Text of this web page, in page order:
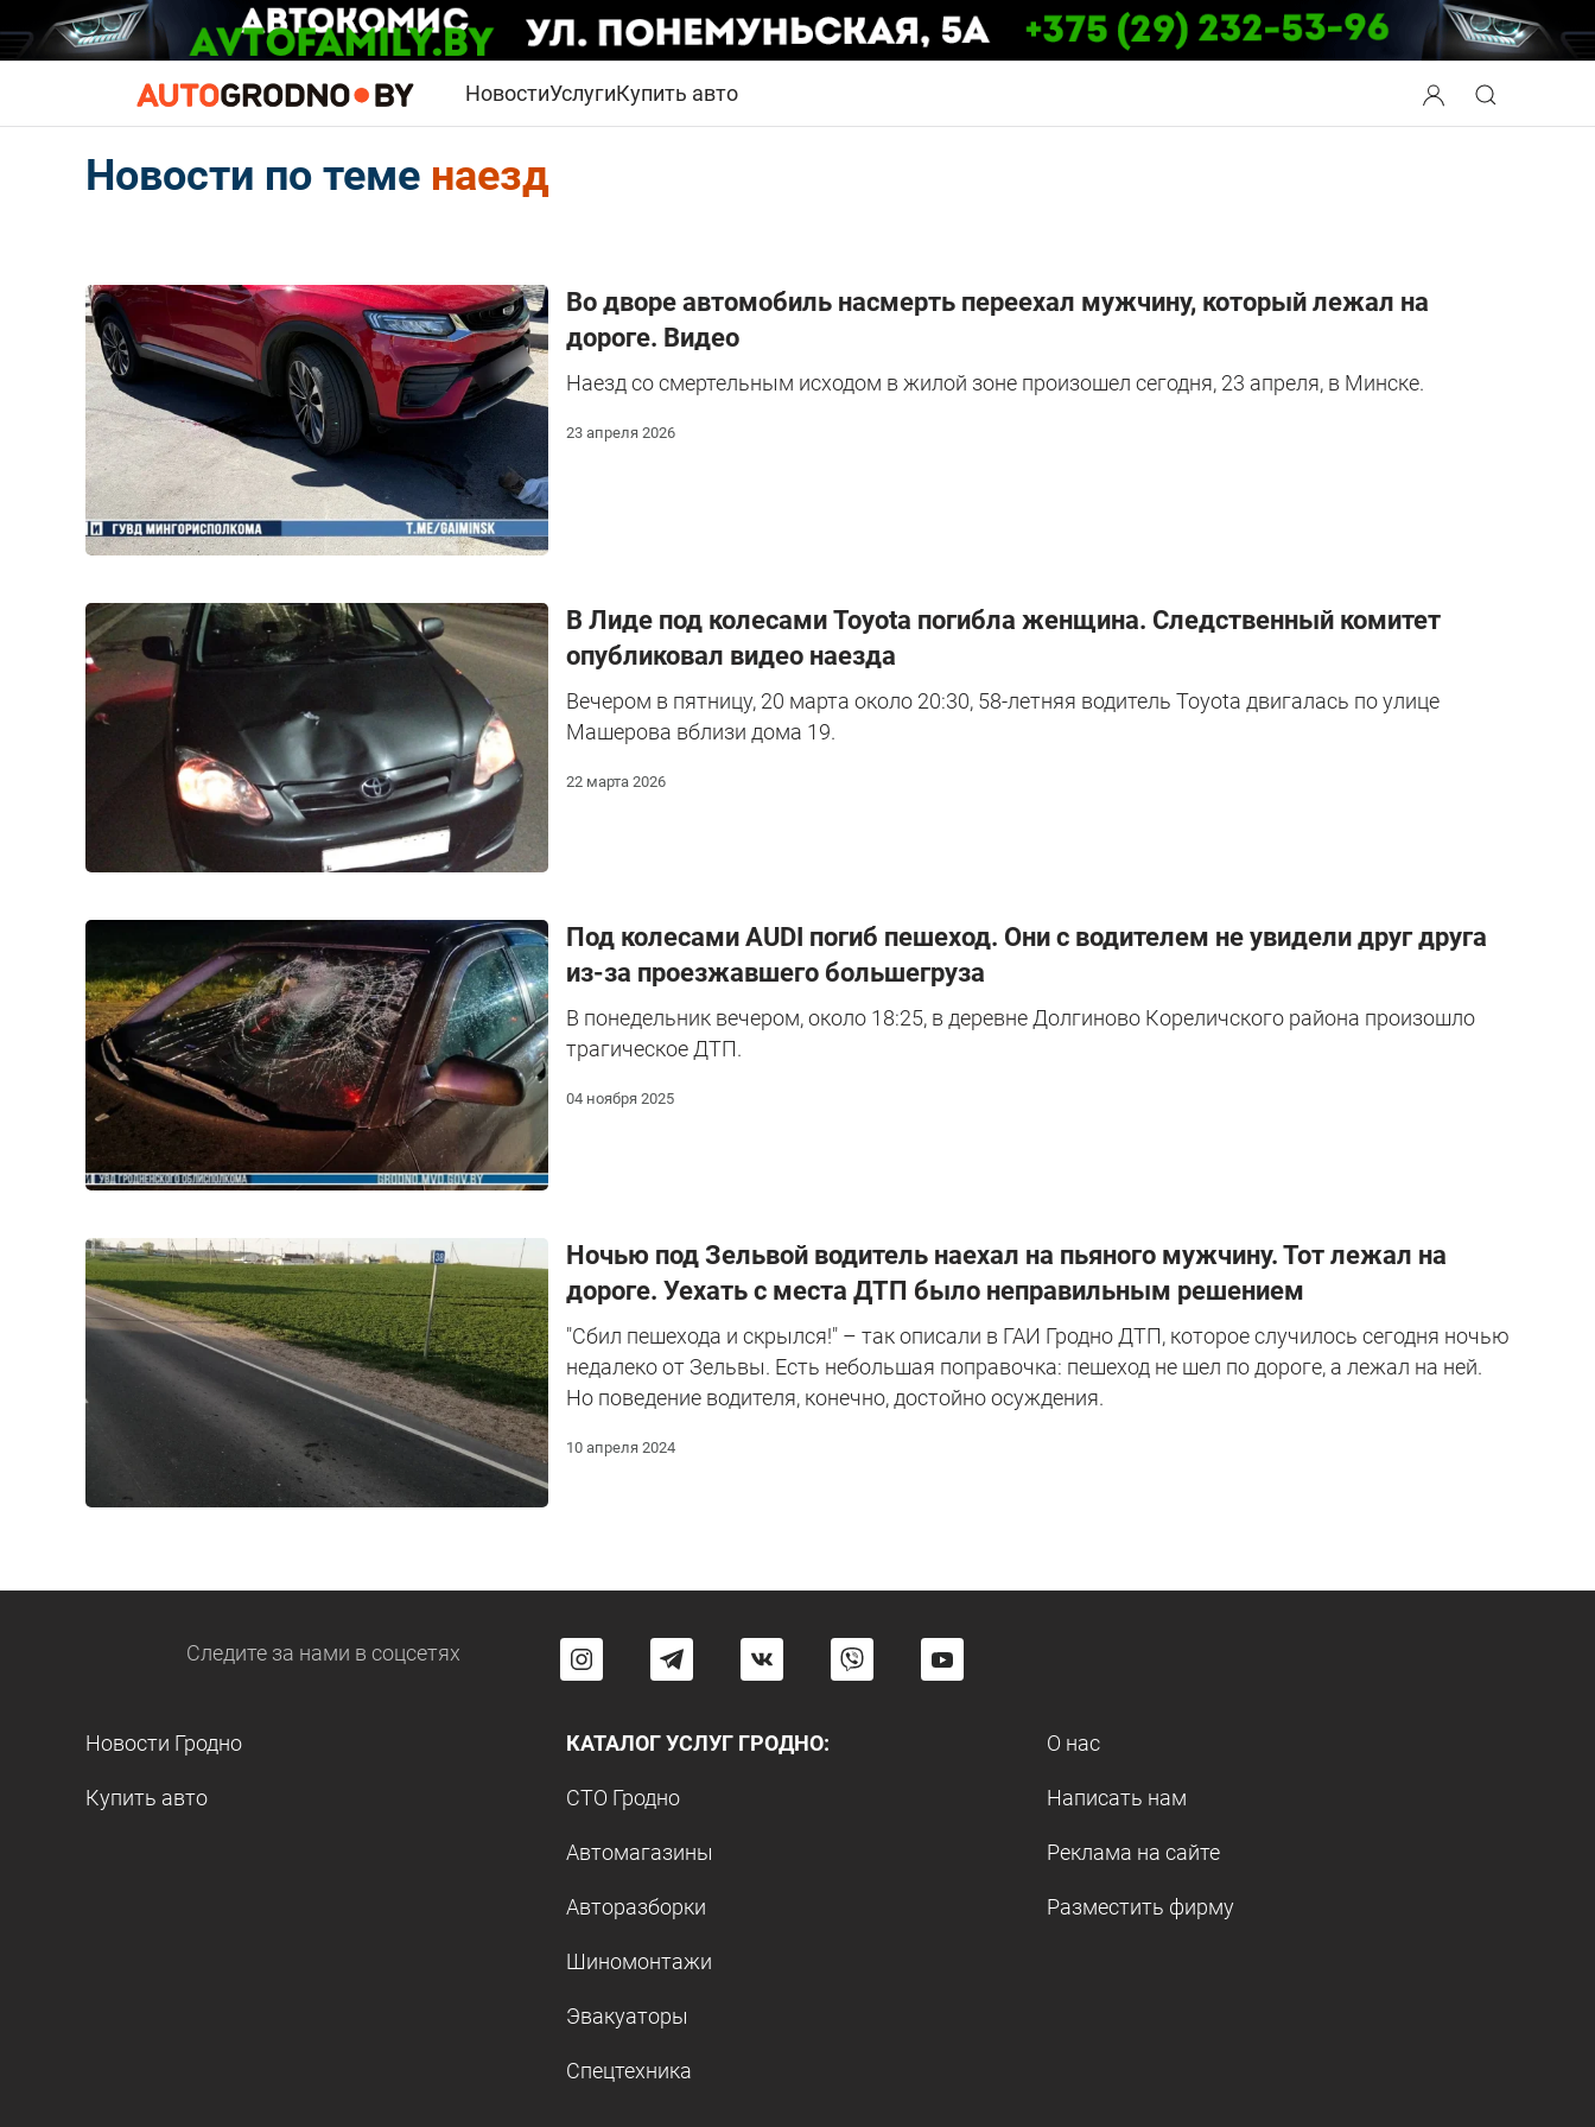
НовостиУслугиКупить авто
Новости по теме наезд
Во дворе автомобиль насмерть переехал мужчину, который лежал на
дороге. Видео
Наезд со смертельным исходом в жилой зоне произошел сегодня, 23 апреля, в Минске.
23 апреля 2026
В Лиде под колесами Toyota погибла женщина. Следственный комитет
опубликовал видео наезда
Вечером в пятницу, 20 марта около 20:30, 58-летняя водитель Toyota двигалась по улице
Машерова вблизи дома 19.
22 марта 2026
Под колесами AUDI погиб пешеход. Они с водителем не увидели друг друга
из-за проезжавшего большегруза
В понедельник вечером, около 18:25, в деревне Долгиново Кореличского района произошло
трагическое ДТП.
04 ноября 2025
Ночью под Зельвой водитель наехал на пьяного мужчину. Тот лежал на
дороге. Уехать с места ДТП было неправильным решением
"Сбил пешехода и скрылся!" – так описали в ГАИ Гродно ДТП, которое случилось сегодня ночью
недалеко от Зельвы. Есть небольшая поправочка: пешеход не шел по дороге, а лежал на ней.
Но поведение водителя, конечно, достойно осуждения.
10 апреля 2024
Следите за нами в соцсетях
Новости Гродно
Купить авто
КАТАЛОГ УСЛУГ ГРОДНО:
СТО Гродно
Автомагазины
Авторазборки
Шиномонтажи
Эвакуаторы
Спецтехника
О нас
Написать нам
Реклама на сайте
Разместить фирму